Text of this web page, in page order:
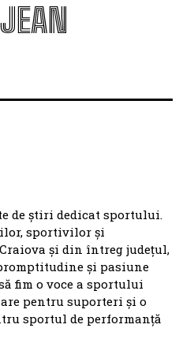
de știri dedicat sportului.
sportivilor și
și din întreg județul,
și pasiune
fim o voce a sportului
pentru suporteri și o
sportul de performanță